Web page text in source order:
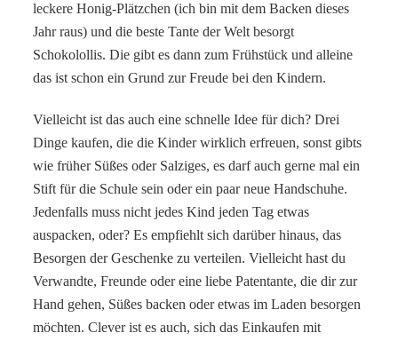
leckere Honig-Plätzchen (ich bin mit dem Backen dieses
Jahr raus) und die beste Tante der Welt besorgt
Schokolollis. Die gibt es dann zum Frühstück und alleine
das ist schon ein Grund zur Freude bei den Kindern.
Vielleicht ist das auch eine schnelle Idee für dich? Drei
Dinge kaufen, die die Kinder wirklich erfreuen, sonst gibts
wie früher Süßes oder Salziges, es darf auch gerne mal ein
Stift für die Schule sein oder ein paar neue Handschuhe.
Jedenfalls muss nicht jedes Kind jeden Tag etwas
auspacken, oder? Es empfiehlt sich darüber hinaus, das
Besorgen der Geschenke zu verteilen. Vielleicht hast du
Verwandte, Freunde oder eine liebe Patentante, die dir zur
Hand gehen, Süßes backen oder etwas im Laden besorgen
möchten. Clever ist es auch, sich das Einkaufen mit